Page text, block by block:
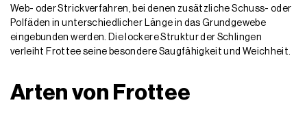
Web- oder Strickverfahren, bei denen zusätzliche Schuss- oder
Polfäden in unterschiedlicher Länge in das Grundgewebe
eingebunden werden. Die lockere Struktur der Schlingen
verleiht Frottee seine besondere Saugfähigkeit und Weichheit.
Arten von Frottee